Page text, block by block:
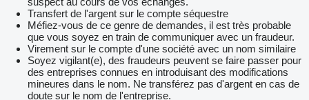
Transfert de l'argent sur le compte séquestre
Méfiez-vous de ce genre de demandes, il est très probable
que vous soyez en train de communiquer avec un fraudeur.
Virement sur le compte d'une société avec un nom similaire
Soyez vigilant(e), des fraudeurs peuvent se faire passer pour
des entreprises connues en introduisant des modifications
mineures dans le nom. Ne transférez pas d'argent en cas de
doute sur le nom de l'entreprise.